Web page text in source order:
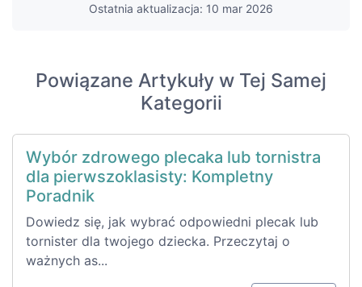
Ostatnia aktualizacja: 10 mar 2026
Powiązane Artykuły w Tej Samej
Kategorii
Wybór zdrowego plecaka lub tornistra
dla pierwszoklasisty: Kompletny
Poradnik
Dowiedz się, jak wybrać odpowiedni plecak lub
tornister dla twojego dziecka. Przeczytaj o
ważnych as...